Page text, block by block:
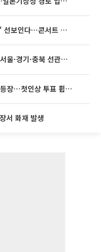
빅뱅, 20주년 기념 '새 뱅봉' 선보인다⋯콘서트 앞두고 팝업 개최
북 선관위 등 추가 압수수색
‘나솔사계’ 국화, 결별 후 재등장⋯첫인상 투표 휩쓸고 ‘인기녀’ 등극
서 화재 발생